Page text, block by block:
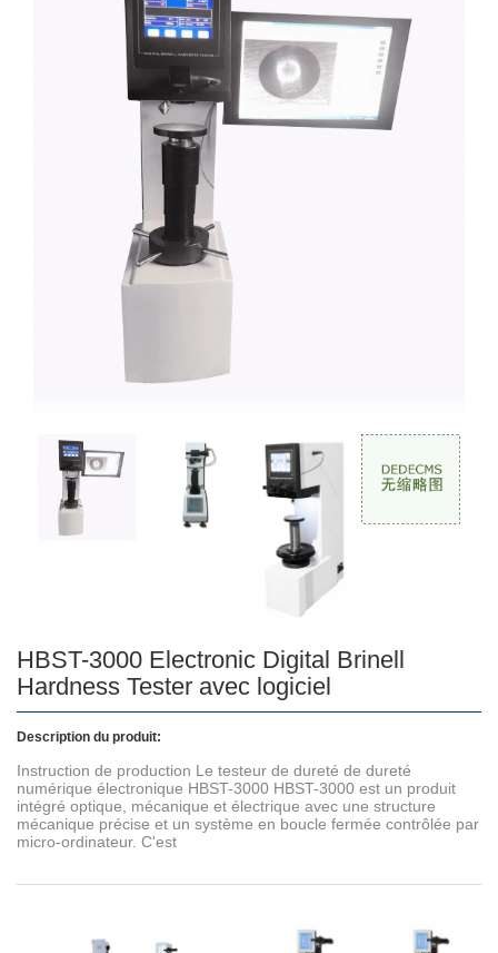
HBST-3000 Electronic Digital Brinell
Hardness Tester avec logiciel
Description du produit:
Instruction de production Le testeur de dureté de dureté
numérique électronique HBST-3000 HBST-3000 est un produit
intégré optique, mécanique et électrique avec une structure
mécanique précise et un système en boucle fermée contrôlée par
micro-ordinateur. C'est